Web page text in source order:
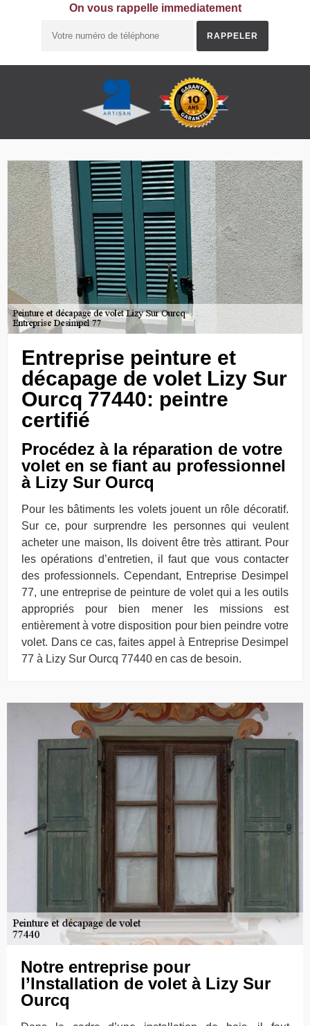
On vous rappelle immediatement
Entreprise peinture et
décapage de volet Lizy Sur
Ourcq 77440: peintre
certifié
Procédez à la réparation de votre
volet en se fiant au professionnel
à Lizy Sur Ourcq
Pour les bâtiments les volets jouent un rôle décoratif.
Sur ce, pour surprendre les personnes qui veulent
acheter une maison, Ils doivent être très attirant. Pour
les opérations d’entretien, il faut que vous contacter
des professionnels. Cependant, Entreprise Desimpel
77, une entreprise de peinture de volet qui a les outils
appropriés pour bien mener les missions est
entièrement à votre disposition pour bien peindre votre
volet. Dans ce cas, faites appel à Entreprise Desimpel
77 à Lizy Sur Ourcq 77440 en cas de besoin.
Notre entreprise pour
l’Installation de volet à Lizy Sur
Ourcq